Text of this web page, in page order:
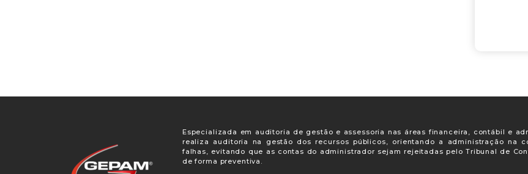
Especializada em auditoria de gestão e assessoria nas áreas financeira, contábil e
realiza auditoria na gestão dos recursos públicos, orientando a administração na
falhas, evitando que as contas do administrador sejam rejeitadas pelo Tribunal de
de forma preventiva.